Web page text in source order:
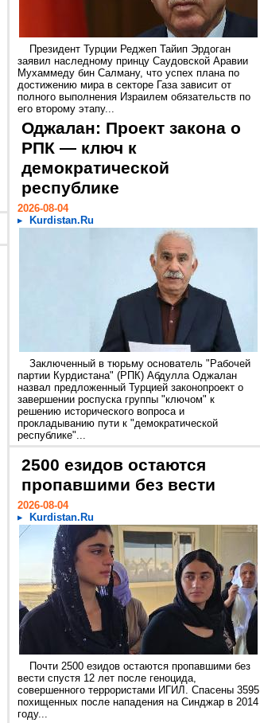
Президент Турции Реджеп Тайип Эрдоган
заявил наследному принцу Саудовской Аравии
Мухаммеду бин Салману, что успех плана по
достижению мира в секторе Газа зависит от
полного выполнения Израилем обязательств по
его второму этапу...
Оджалан: Проект закона о
РПК — ключ к
демократической
республике
2026-08-04
Kurdistan.Ru
Заключенный в тюрьму основатель "Рабочей
партии Курдистана" (РПК) Абдулла Оджалан
назвал предложенный Турцией законопроект о
завершении роспуска группы "ключом" к
решению исторического вопроса и
прокладыванию пути к "демократической
республике"...
2500 езидов остаются
пропавшими без вести
2026-08-04
Kurdistan.Ru
Почти 2500 езидов остаются пропавшими без
вести спустя 12 лет после геноцида,
совершенного террористами ИГИЛ. Спасены 3595
похищенных после нападения на Синджар в 2014
году...